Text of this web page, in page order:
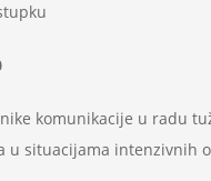
komunikacije u radu
u situacijama intenzivnih